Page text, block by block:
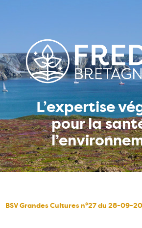
L’expertise
pour la
BSV Grandes Cultures n°27 du 28-09-